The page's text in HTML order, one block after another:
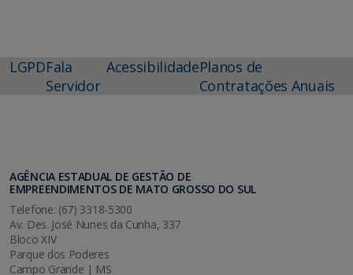
LGPDFala
Servidor
AcessibilidadePlanos de
Contratações Anuais
AGÊNCIA ESTADUAL DE GESTÃO DE
EMPREENDIMENTOS DE MATO GROSSO DO SUL
Telefone: (67) 3318-5300
Av. Des. José Nunes da Cunha, 337
Bloco XIV
Parque dos Poderes
Campo Grande | MS